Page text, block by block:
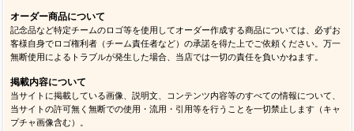
オーダー商品について
記念品など特定チームのロゴ等を使用してオーダー作成する商品については、必ずお
客様自身でロゴ権利者（チーム責任者など）の承諾を得た上でご依頼ください。万一
無断使用によるトラブルが発生した場合、当店では一切の責任を負いかねます。
掲載内容について
当サイトに掲載している画像、説明文、コンテンツ内容等のすべての情報について、
当サイトの許可無く無断での使用・流用・引用等を行うことを一切禁止します（キャ
プチャ画像含む）。